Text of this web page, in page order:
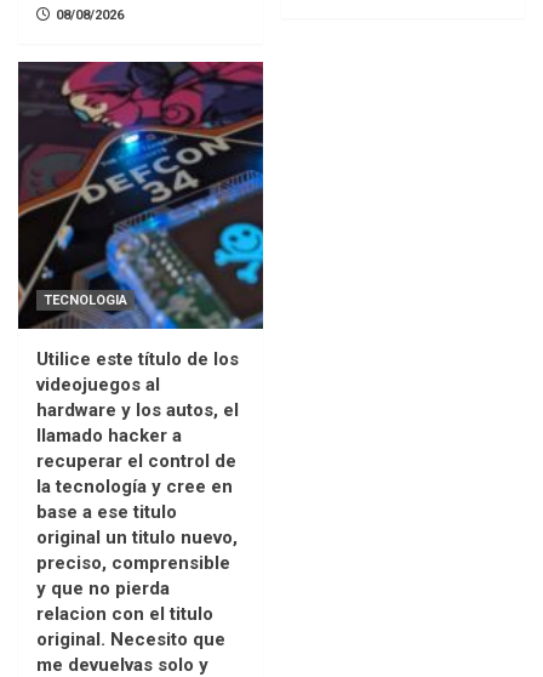
08/08/2026
TECNOLOGIA
Utilice este título de los
videojuegos al
hardware y los autos, el
llamado hacker a
recuperar el control de
la tecnología y cree en
base a ese titulo
original un titulo nuevo,
preciso, comprensible
y que no pierda
relacion con el titulo
original. Necesito que
me devuelvas solo y